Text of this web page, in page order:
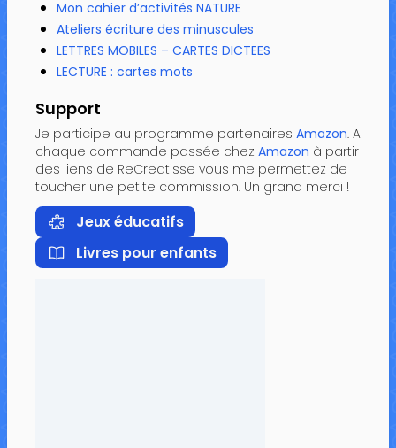
Mon cahier d’activités NATURE
Ateliers écriture des minuscules
LETTRES MOBILES – CARTES DICTEES
LECTURE : cartes mots
Support
Je participe au programme partenaires Amazon. A
chaque commande passée chez Amazon à partir
des liens de ReCreatisse vous me permettez de
toucher une petite commission. Un grand merci !
Jeux éducatifs
Livres pour enfants